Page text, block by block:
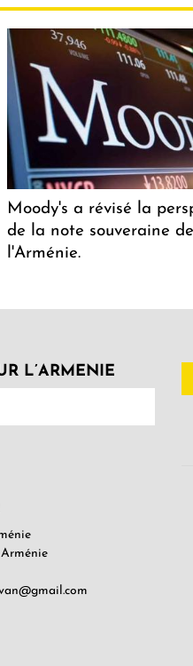
Moody's a révisé la
de la note souveraine de
l'Arménie.
L’ARMENIE